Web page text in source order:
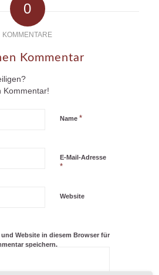
0
KOMMENTARE
Kommentar
Kommentar!
Name *
E-Mail-Adresse
*
Website
und Website in diesem Browser für
speichern.